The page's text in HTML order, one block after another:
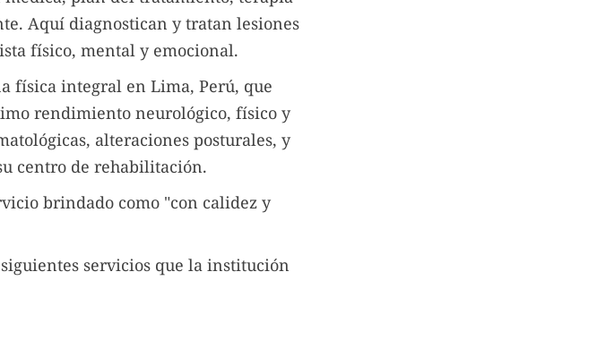
Aquí diagnostican y tratan lesiones
físico, mental y emocional.
física integral en Lima, Perú, que
rendimiento neurológico, físico y
alteraciones posturales, y
centro de rehabilitación.
brindado como "con calidez y
servicios que la institución